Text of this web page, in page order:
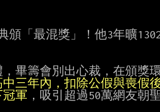
頒「最混獎」！他3年曠
畢籌會別出心裁，在頒獎
冠軍 ，吸引超過50萬網友朝